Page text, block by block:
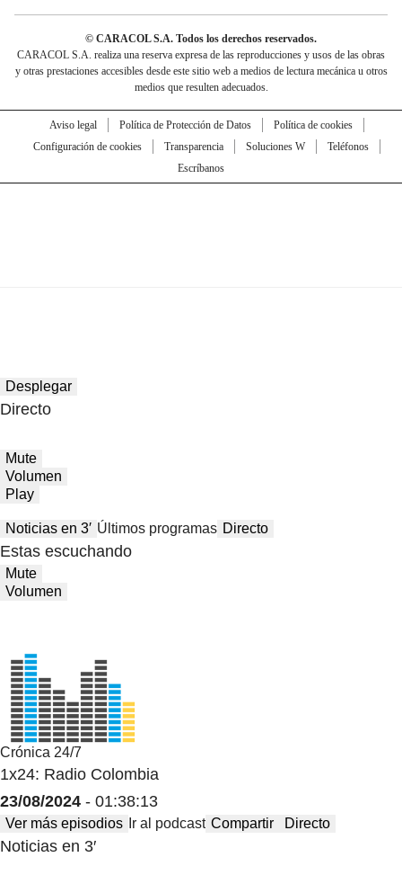
© CARACOL S.A. Todos los derechos reservados.
CARACOL S.A. realiza una reserva expresa de las reproducciones y usos de las obras
y otras prestaciones accesibles desde este sitio web a medios de lectura mecánica u otros
medios que resulten adecuados.
Aviso legal Política de Protección de Datos
Política de cookies
Configuración de cookies
Transparencia Soluciones W
Teléfonos
Escríbanos
Desplegar
Directo
Mute
Volumen
Play
Noticias en 3′ Últimos programas Directo
Estas escuchando
Mute
Volumen
Crónica 24/7
1x24: Radio Colombia
23/08/2024 - 01:38:13
Ver más episodios Ir al podcast Compartir Directo
Noticias en 3′